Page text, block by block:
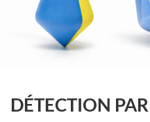
DÉTECTION